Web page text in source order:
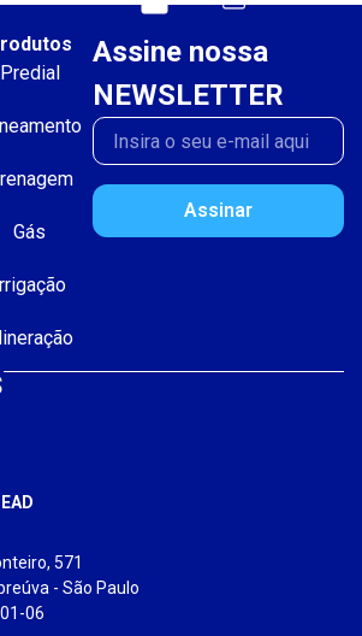
Predial
Gás
Irrigação
Assine nossa
NEWSLETTER
Assinar
571
- São Paulo
06